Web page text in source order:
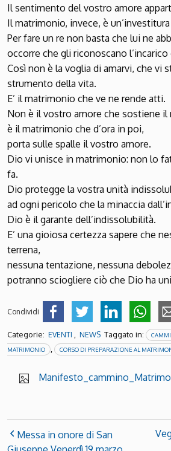
Il sentimento del vostro amore
Il matrimonio, invece, è
Per fare un re non basta che lui ne
occorre che gli riconoscano l’incarico
Così non è la voglia di amarvi, che vi
strumento della vita.
E’ il matrimonio che ve ne rende atti.
Non è il vostro amore che sostiene il
è il matrimonio che d’ora in poi,
porta sulle spalle il vostro amore.
Dio vi unisce in matrimonio: non lo
fa.
Dio protegge la vostra unità
ad ogni pericolo che la minaccia
Dio è il garante dell’indissolubilità.
E’ una gioiosa certezza sapere che
terrena,
nessuna tentazione, nessuna
potranno sciogliere ciò che Dio ha
Condividi
Categorie: EVENTI NEWS Taggato in:
MATRIMONIO
CORSO DI PREPARAZIONE AL
Messa in onore di San